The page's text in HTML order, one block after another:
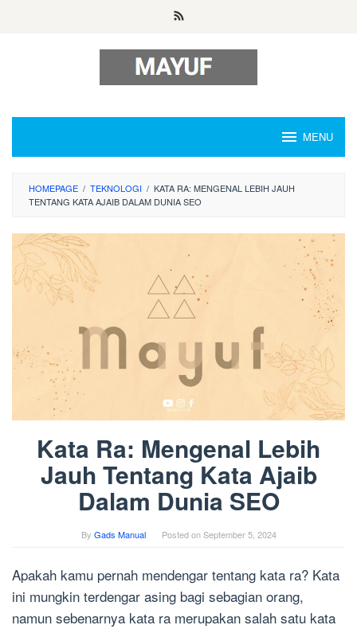
MENU
HOMEPAGE / TEKNOLOGI / KATA RA: MENGENAL LEBIH JAUH
TENTANG KATA AJAIB DALAM DUNIA SEO
Kata Ra: Mengenal Lebih
Jauh Tentang Kata Ajaib
Dalam Dunia SEO
By Gads Manual Posted onSeptember 5, 2024
Apakah kamu pernah mendengar tentang kata ra? Kata
ini mungkin terdengar asing bagi sebagian orang,
namun sebenarnya kata ra merupakan salah satu kata